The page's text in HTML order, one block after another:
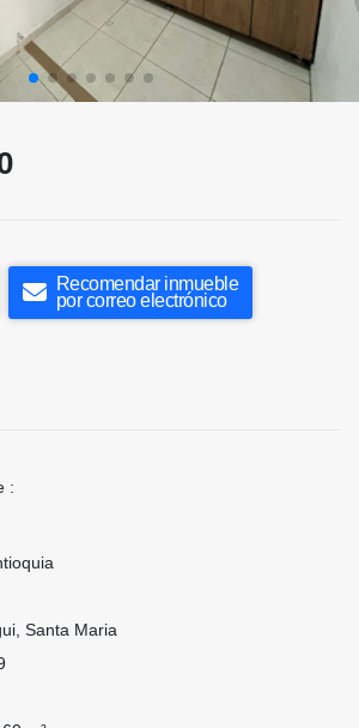
Recomendar inmueble
por correo electrónico
:
Santa Maria